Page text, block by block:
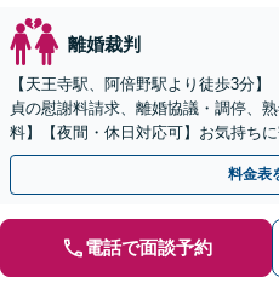
離婚裁判
【天王寺駅、阿倍野駅より徒歩3分
貞の慰謝料請求、離婚協議・調停、
料】【夜間・休日対応可】お気持ち
気軽にご相談ください。
料金表
電話で面談予約